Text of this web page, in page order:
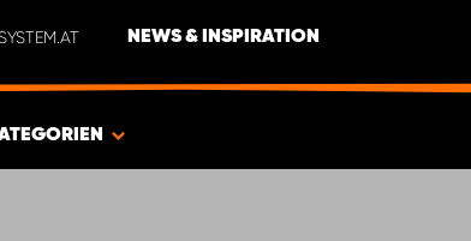
NEWS & INSPIRATION
| WORK SYSTEM